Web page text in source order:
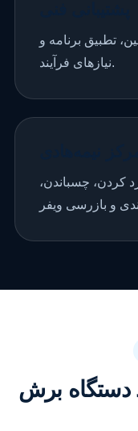
تطبیق برنامه و
نیازهای فرآیند.
کردن، چسباندن،
دستگاه برش